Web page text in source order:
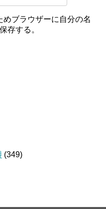
ブラウザーに自分の名
存する。
(349)